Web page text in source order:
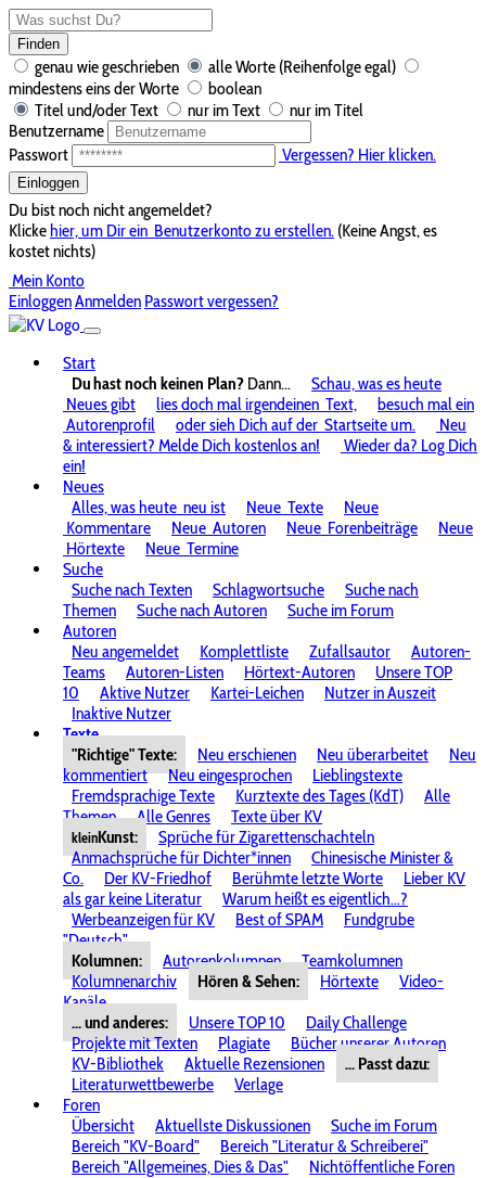
Finden
genau wie geschrieben
alle Worte (Reihenfolge egal)
mindestens eins der Worte
boolean
Titel und/oder Text
nur im Text
nur im Titel
Benutzername
Passwort
Vergessen? Hier klicken.
Einloggen
Du bist noch nicht angemeldet?
Klickehier, um Dir ein Benutzerkonto zu erstellen. (Keine Angst, es
kostet nichts)
Mein Konto
EinloggenAnmelden Passwort vergessen?
Start
Du hast noch keinen Plan? Dann...
Schau, was es heute
Neues gibt
lies doch mal irgendeinen Text,
besuch mal ein
Autorenprofil
oder sieh Dich auf der Startseite um.
Neu
& interessiert? Melde Dich kostenlos an!
Wieder da? Log Dich
ein!
Neues
Alles, was heute neu ist Neue Texte
Neue
Kommentare
Neue Autoren Neue Forenbeiträge
Neue
Hörtexte
Neue Termine
Suche
Suche nach Texten
Schlagwortsuche
Suche nach
Themen
Suche nach Autoren
Suche im Forum
Autoren
Neu angemeldet
Komplettliste Zufallsautor
Autoren-
Teams
Autoren-Listen Hörtext-Autoren
Unsere TOP
10
Aktive Nutzer Kartei-Leichen
Nutzer in Auszeit
Inaktive Nutzer
Texte
"Richtige" Texte:
Neu erschienen Neu überarbeitet
Neu
kommentiert
Neu eingesprochen
Lieblingstexte
Fremdsprachige Texte
Kurztexte des Tages (KdT)
Alle
Themen
Alle Genres Texte über KV
kleinKunst:
Sprüche für Zigarettenschachteln
Anmachsprüche für Dichter*innen
Chinesische Minister &
Co.
Der KV-Friedhof Berühmte letzte Worte
Lieber KV
als gar keine Literatur
Warum heißt es eigentlich...?
Werbeanzeigen für KV
Best of SPAM
Fundgrube
"Deutsch"
Kolumnen:
Autorenkolumnen
Teamkolumnen
Kolumnenarchiv
Hören & Sehen: Hörtexte
Video-
Kanäle
... und anderes:
Unsere TOP 10
Daily Challenge
Projekte mit Texten
Plagiate
Bücher unserer Autoren
KV-Bibliothek
Aktuelle Rezensionen
... Passt dazu:
Literaturwettbewerbe
Verlage
Foren
Übersicht
Aktuellste Diskussionen
Suche im Forum
Bereich "KV-Board"
Bereich "Literatur & Schreiberei"
Bereich "Allgemeines, Dies & Das"
Nichtöffentliche Foren